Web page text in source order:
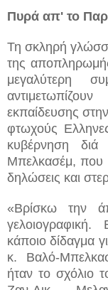
Πυρά απ' το
Τη σκληρή
της
μεγαλύτερη
εκπαίδευσης
φτωχούς
κυβέρνηση
Μπελκασέμ, που
δηλώσεις και
«Βρίσκω την
κάποιο δίδαγμα
κ. Βαλό-
ήταν το σχόλιο